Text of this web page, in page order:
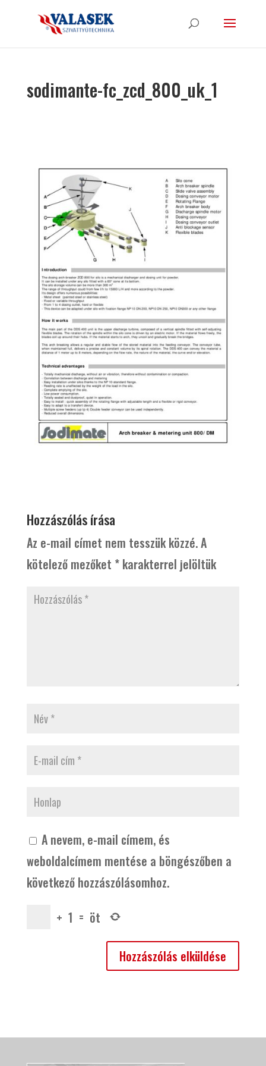
sodimante-fc_zcd_800_uk_1
Hozzászólás írása
Az e-mail címet nem tesszük közzé.A
kötelező mezőket *karakterrel jelöltük
A nevem, e-mail címem, és
weboldalcímem mentése a böngészőben a
következő hozzászólásomhoz.
+ 1 = öt